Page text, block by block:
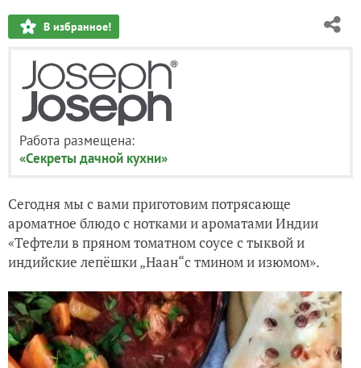
В избранное!
Работа размещена:
«Секреты дачной кухни»
Сегодня мы с вами приготовим потрясающе
ароматное блюдо с нотками и ароматами Индии
«Тефтели в пряном томатном соусе с тыквой и
индийские лепёшки „Наан“с тмином и изюмом».